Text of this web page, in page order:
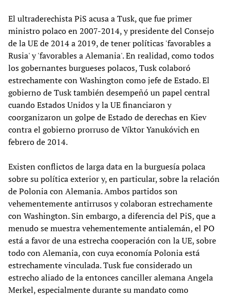
El ultraderechista PiS acusa a Tusk, que fue primer
ministro polaco en 2007-2014, y presidente del Consejo
de la UE de 2014 a 2019, de tener políticas 'favorables a
Rusia' y 'favorables a Alemania'. En realidad, como todos
los gobernantes burgueses polacos, Tusk colaboró
estrechamente con Washington como jefe de Estado. El
gobierno de Tusk también desempeñó un papel central
cuando Estados Unidos y la UE financiaron y
coorganizaron un golpe de Estado de derechas en Kiev
contra el gobierno prorruso de Víktor Yanukóvich en
febrero de 2014.
Existen conflictos de larga data en la burguesía polaca
sobre su política exterior y, en particular, sobre la relación
de Polonia con Alemania. Ambos partidos son
vehementemente antirrusos y colaboran estrechamente
con Washington. Sin embargo, a diferencia del PiS, que a
menudo se muestra vehementemente antialemán, el PO
está a favor de una estrecha cooperación con la UE, sobre
todo con Alemania, con cuya economía Polonia está
estrechamente vinculada. Tusk fue considerado un
estrecho aliado de la entonces canciller alemana Angela
Merkel, especialmente durante su mandato como